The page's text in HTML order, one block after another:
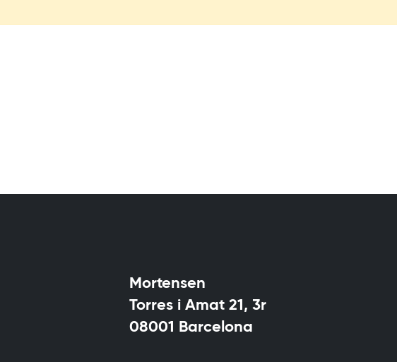
Mortensen
Torres i Amat 21, 3r
08001 Barcelona